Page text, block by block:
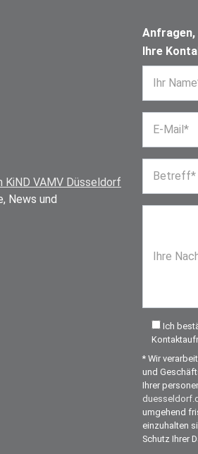
KiND VAMV Düsseldorf
News und
Anfragen,
Ihre
Ihr
E-Mail*
Betreff*
Ihre
Ich
* Wir
und
Ihrer
umgehend
einzuhalten
Schutz Ihrer